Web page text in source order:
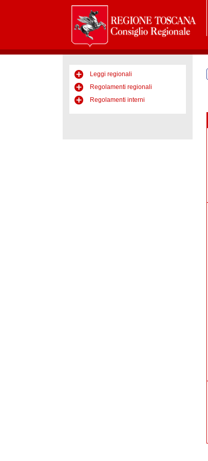
Leggi regionali
Regolamenti regionali
Regolamenti interni